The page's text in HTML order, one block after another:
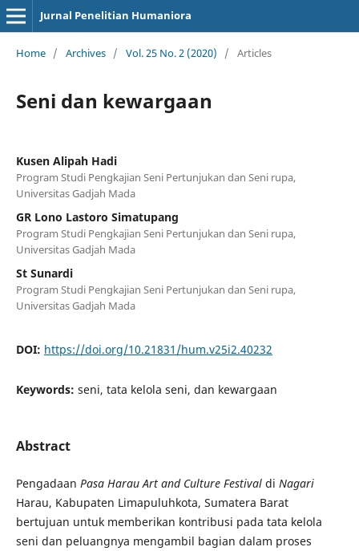
Jurnal Penelitian Humaniora
Home / Archives / Vol. 25 No. 2 (2020) / Articles
Seni dan kewargaan
Kusen Alipah Hadi
Program Studi Pengkajian Seni Pertunjukan dan Seni rupa,
Universitas Gadjah Mada
GR Lono Lastoro Simatupang
Program Studi Pengkajian Seni Pertunjukan dan Seni rupa,
Universitas Gadjah Mada
St Sunardi
Program Studi Pengkajian Seni Pertunjukan dan Seni rupa,
Universitas Gadjah Mada
DOI: https://doi.org/10.21831/hum.v25i2.40232
Keywords: seni, tata kelola seni, dan kewargaan
Abstract
Pengadaan Pasa Harau Art and Culture Festivaldi Nagari
Harau, Kabupaten Limapuluhkota, Sumatera Barat
bertujuan untuk memberikan kontribusi pada tata kelola
seni dan peluangnya mengambil bagian dalam proses